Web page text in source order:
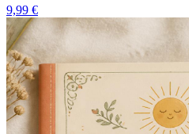
9,99 €